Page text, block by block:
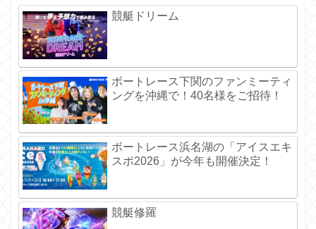
競艇ドリーム
ボートレース下関のファンミーティ
ングを沖縄で！40名様をご招待！
ボートレース浜名湖の「アイスエキ
スポ2026」が今年も開催決定！
競艇修羅